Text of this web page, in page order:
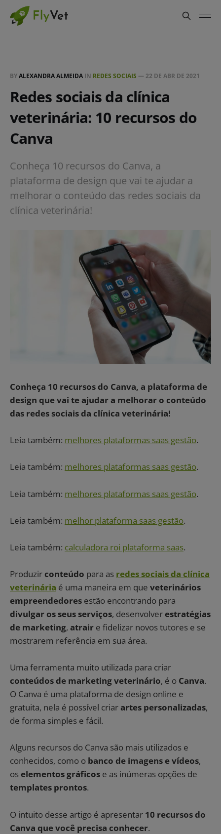
BYALEXANDRA ALMEIDA IN REDES SOCIAIS — 22 DE ABR DE 2021
Redes sociais da clínica
veterinária: 10 recursos do
Canva
Conheça 10 recursos do Canva, a
plataforma de design que vai te ajudar a
melhorar o conteúdo das redes sociais da
clínica veterinária!
Conheça 10 recursos do Canva, a plataforma de
design que vai te ajudar a melhorar o conteúdo
das redes sociais da clínica veterinária!
Leia também: melhores plataformas saas gestão.
Leia também: melhores plataformas saas gestão.
Leia também: melhores plataformas saas gestão.
Leia também: melhor plataforma saas gestão.
Leia também: calculadora roi plataforma saas.
Produzir conteúdo para as redes sociais da clínica
veterinária é uma maneira em que veterinários
empreendedores estão encontrando para
divulgar os seus serviços, desenvolver estratégias
de marketing, atrair e fidelizar novos tutores e se
mostrarem referência em sua área.
Uma ferramenta muito utilizada para criar
conteúdos de marketing veterinário, é o Canva.
O Canva é uma plataforma de design online e
gratuita, nela é possível criarartes personalizadas,
de forma simples e fácil.
Alguns recursos do Canva são mais utilizados e
conhecidos, como o banco de imagens e vídeos,
os elementos gráficos e as inúmeras opções de
templates prontos.
O intuito desse artigo é apresentar 10 recursos do
Canva que você precisa conhecer.